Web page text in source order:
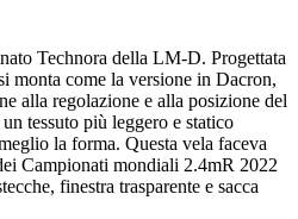
Technora della LM-D. Progettata
monta come la versione in Dacron,
alla regolazione e alla posizione del
tessuto più leggero e statico
la forma. Questa vela faceva
Campionati mondiali 2.4mR 2022
finestra trasparente e sacca